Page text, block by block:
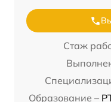
Стаж
Образование –